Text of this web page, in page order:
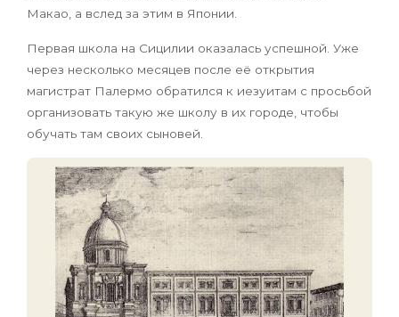
Макао, а вслед за этим в Японии.
Первая школа на Сицилии оказалась успешной. Уже
через несколько месяцев после её открытия
магистрат Палермо обратился к иезуитам с просьбой
организовать такую же школу в их городе, чтобы
обучать там своих сыновей.